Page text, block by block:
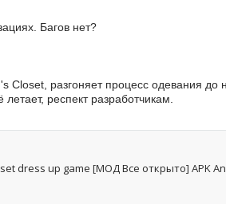
Багов нет?
разгоняет процесс одевания до
респект разработчикам.
dress up game [МОД Все открыто] APK